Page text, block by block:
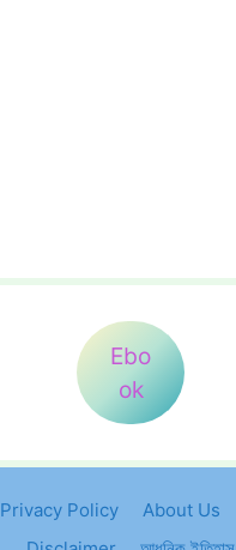
Ebo
ok
Privacy Policy About Us